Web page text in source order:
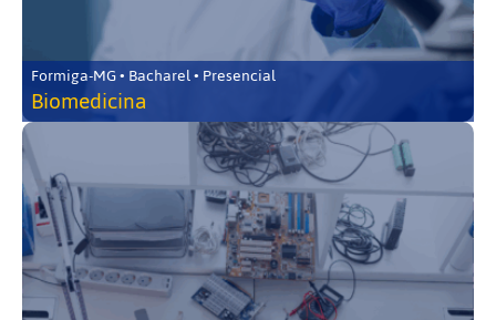
Formiga-MG • Bacharel • Presencial
Biomedicina